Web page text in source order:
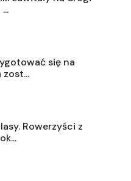
się na
Rowerzyści z